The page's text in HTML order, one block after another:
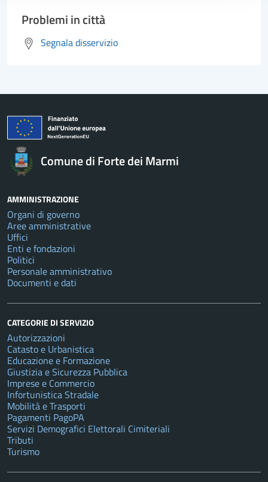
Problemi in città
Segnala disservizio
Comune di Forte dei Marmi
AMMINISTRAZIONE
Organi di governo
Aree amministrative
Uffici
Enti e fondazioni
Politici
Personale amministrativo
Documenti e dati
CATEGORIE DI SERVIZIO
Autorizzazioni
Catasto e Urbanistica
Educazione e Formazione
Giustizia e Sicurezza Pubblica
Imprese e Commercio
Infortunistica Stradale
Mobilità e Trasporti
Pagamenti PagoPA
Servizi Demografici Elettorali Cimiteriali
Tributi
Turismo